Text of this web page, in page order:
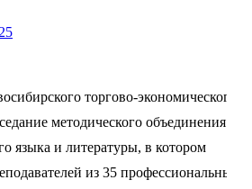
торгово-экономического
методического объединения
языка и литературы, в котором
из 35 профессиональных